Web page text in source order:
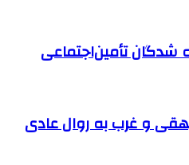
و غرب به روال عادی